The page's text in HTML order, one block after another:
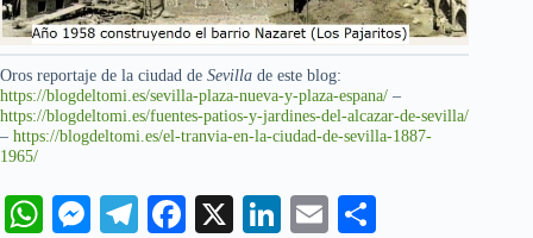
Oros reportaje de la ciudad de Sevilla de este blog:
https://blogdeltomi.es/sevilla-plaza-nueva-y-plaza-espana/ –
https://blogdeltomi.es/fuentes-patios-y-jardines-del-alcazar-de-sevilla/
– https://blogdeltomi.es/el-tranvia-en-la-ciudad-de-sevilla-1887-
1965/
W
M
Te
Fa
X
Li
E